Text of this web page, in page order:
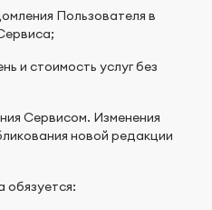
Пользователя в
и стоимость услуг без
Сервисом. Изменения
новой редакции